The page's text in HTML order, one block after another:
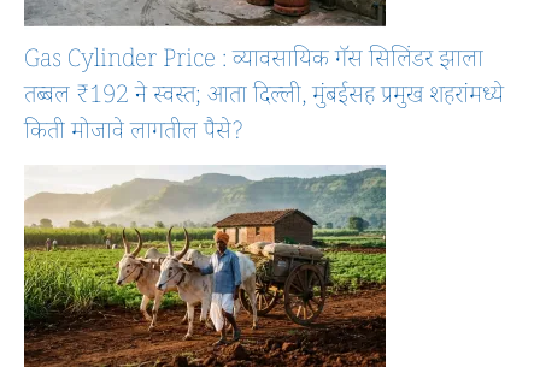
Gas Cylinder Price : व्यावसायिक गॅस सिलिंडर झाला
तब्बल ₹192 ने स्वस्त; आता दिल्ली, मुंबईसह प्रमुख शहरांमध्ये
किती मोजावे लागतील पैसे?